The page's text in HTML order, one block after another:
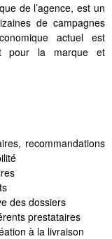
de l’agence, est un
de campagnes
actuel est
pour la marque et
recommandations
des dossiers
prestataires
à la livraison